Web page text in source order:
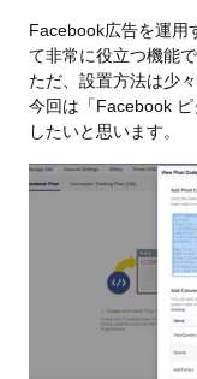
Facebook広告を運用
て非常に役立つ機能で
ただ、設置方法は少々
今回は「Facebook
したいと思います。